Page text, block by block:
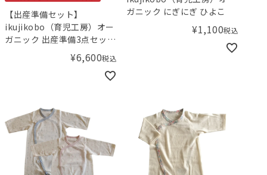
【出産準備セット】
ikujikobo（育児工房）オー
ガニック 出産準備3点セット
（女の子）【小児科医の育
児本プレゼント！】／
¥6,600税込
ガニック にぎにぎ ひよこ
¥1,100税込